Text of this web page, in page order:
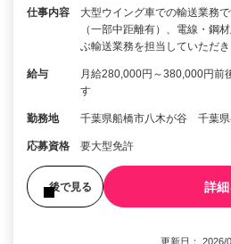
仕事内容
大型ウイング車での輸送業務
（一部中距離有）、電線・鋼
ぶ輸送業務を担当していた
給与
月給280,000円～380,000円
す
勤務地 千葉県船橋市八木が谷 千葉
応募資格 要大型免許
後で見る 詳
更新日：